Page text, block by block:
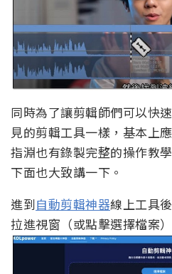
同時為了讓剪輯師們可以快
見的剪輯工具一樣，基本上
指淵也有錄製完整的操作教
下面也大致講一下。
進到自動剪輯神器線上工具
拉進視窗（或點擊選擇檔案）